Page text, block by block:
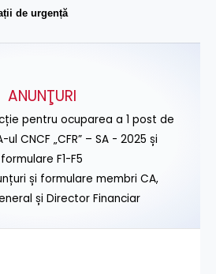
de urgență
ANUNŢURI
pentru ocuparea a 1 post de
CNCF „CFR” – SA - 2025 și
formulare F1-F5
și formulare membri CA,
și Director Financiar